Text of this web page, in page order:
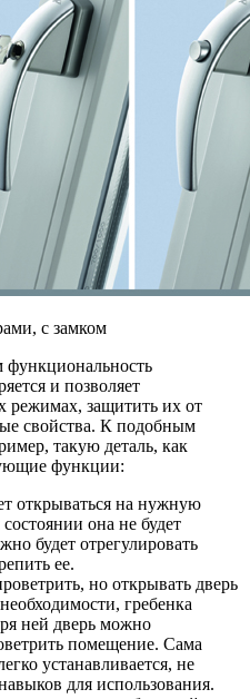
с замком
функциональность
и позволяет
режимах, защитить их от
свойства. К подобным
такую деталь, как
функции:
открываться на нужную
она не будет
будет отрегулировать
ее.
но открывать дверь
гребенка
ней дверь можно
помещение. Сама
устанавливается, не
для использования.